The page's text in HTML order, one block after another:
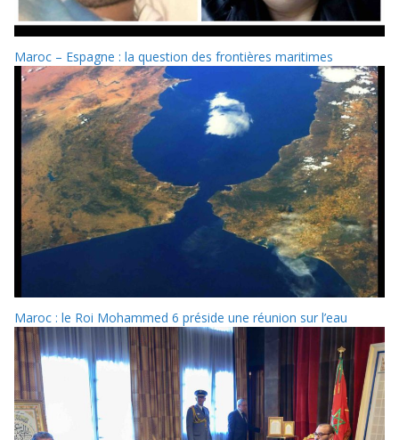
Maroc – Espagne : la question des frontières maritimes
Maroc : le Roi Mohammed 6 préside une réunion sur l’eau